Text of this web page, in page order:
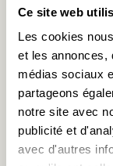
Ce site web
Les cookies
et les annonces,
médias sociaux
partageons
notre site avec
publicité et
avec d'autres
Hausse du
l’expliquer ?
Publié le
« Août of the
Publié le